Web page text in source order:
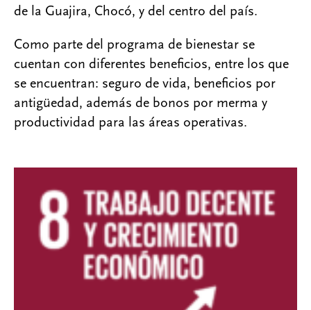
de la Guajira, Chocó, y del centro del país.
Como parte del programa de bienestar se
cuentan con diferentes beneficios, entre los que
se encuentran: seguro de vida, beneficios por
antigüedad, además de bonos por merma y
productividad para las áreas operativas.